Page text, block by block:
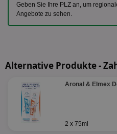
Geben Sie Ihre PLZ an, um
Angebote zu sehen.
Alternative Produkte -
Aronal & Elmex
2 x 75ml